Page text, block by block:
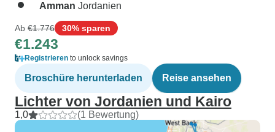
Amman Jordanien
Ab €1.776 30% sparen
€1.243
Registrieren to unlock savings
Broschüre herunterladen Reise ansehen
Lichter von Jordanien und Kairo
1,0 (1 Bewertung)